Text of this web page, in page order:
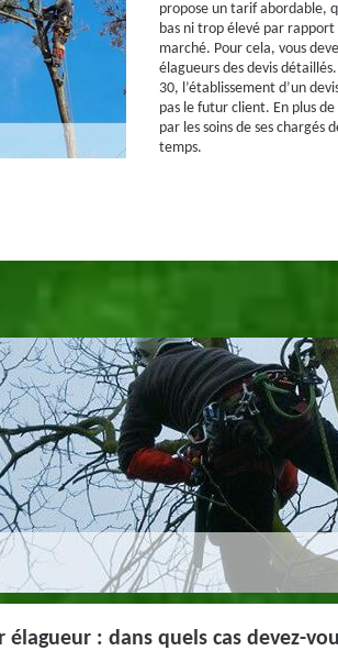
propose un tarif abordable,
bas ni trop élevé par rapport
marché. Pour cela, vous
élagueurs des devis
30, l’établissement d’un
pas le futur client. En plus
par les soins de ses chargés
temps.
élagueur : dans quels cas devez-